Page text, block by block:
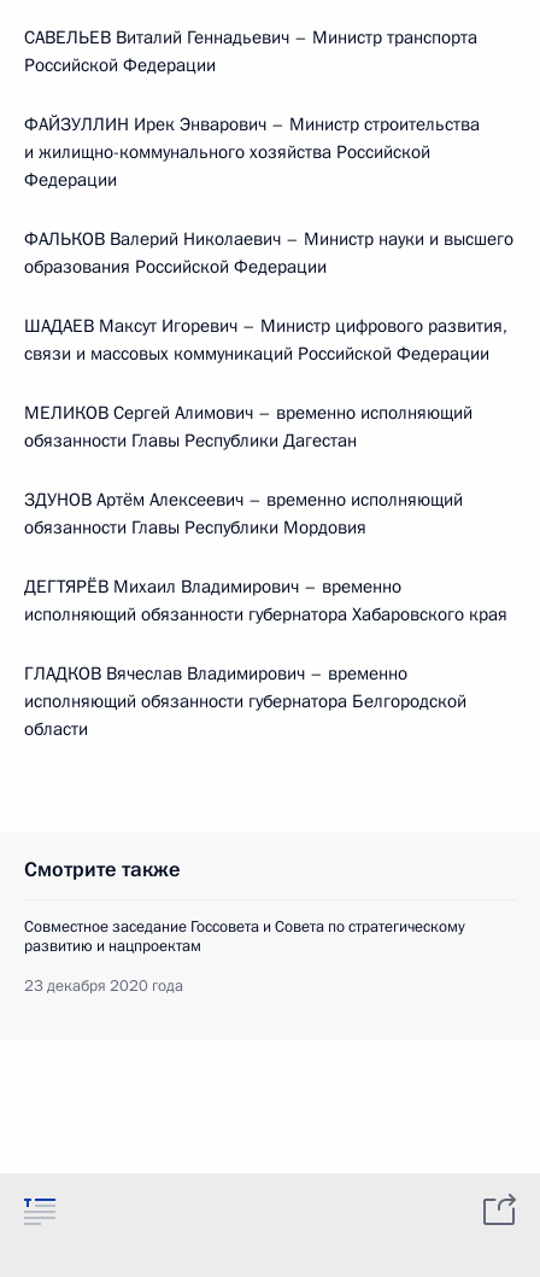
САВЕЛЬЕВ Виталий Геннадьевич – Министр транспорта
Российской Федерации
ФАЙЗУЛЛИН Ирек Энварович – Министр строительства
и жилищно-коммунального хозяйства Российской
Федерации
ФАЛЬКОВ Валерий Николаевич – Министр науки и высшего
образования Российской Федерации
ШАДАЕВ Максут Игоревич – Министр цифрового развития,
связи и массовых коммуникаций Российской Федерации
МЕЛИКОВ Сергей Алимович – временно исполняющий
обязанности Главы Республики Дагестан
ЗДУНОВ Артём Алексеевич – временно исполняющий
обязанности Главы Республики Мордовия
ДЕГТЯРЁВ Михаил Владимирович – временно
исполняющий обязанности губернатора Хабаровского края
ГЛАДКОВ Вячеслав Владимирович – временно
исполняющий обязанности губернатора Белгородской
области
Смотрите также
Совместное заседание Госсовета и Совета по стратегическому
развитию и нацпроектам
23 декабря 2020 года